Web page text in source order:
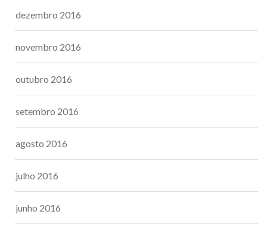
dezembro 2016
novembro 2016
outubro 2016
setembro 2016
agosto 2016
julho 2016
junho 2016